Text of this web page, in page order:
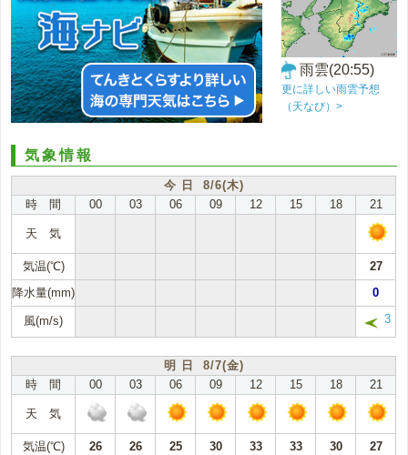
雨雲(20:55)
更に詳しい雨雲予想
（天なび）>
気象情報
今 日 8/6(木)
時 間
00 03 06 09 12 15 18 21
天 気
気温(℃)
27
降水量(mm)
0
風(m/s) 3
明 日 8/7(金)
時 間
00 03 06 09 12 15 18 21
天 気
気温(℃) 26 26 25 30 33 33 30
27